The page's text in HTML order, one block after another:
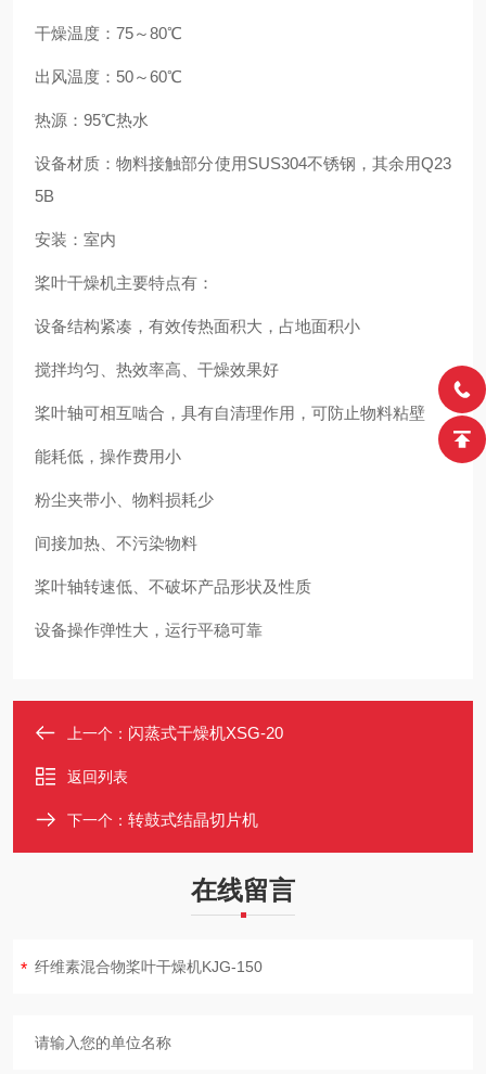
干燥温度：75～80℃
出风温度：50～60℃
热源：95℃热水
设备材质：物料接触部分使用SUS304不锈钢，其余用Q23
5B
安装：室内
桨叶干燥机主要特点有：
设备结构紧凑，有效传热面积大，占地面积小
搅拌均匀、热效率高、干燥效果好
桨叶轴可相互啮合，具有自清理作用，可防止物料粘壁
能耗低，操作费用小
粉尘夹带小、物料损耗少
间接加热、不污染物料
桨叶轴转速低、不破坏产品形状及性质
设备操作弹性大，运行平稳可靠
上一个： 闪蒸式干燥机XSG-20
返回列表
下一个： 转鼓式结晶切片机
在线留言